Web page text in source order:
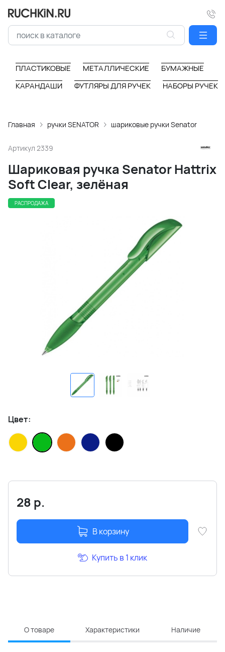
ПЛАСТИКОВЫЕ МЕТАЛЛИЧЕСКИЕ
БУМАЖНЫЕ
КАРАНДАШИ
ФУТЛЯРЫ ДЛЯ РУЧЕК НАБОРЫ РУЧЕК
Главная ручки SENATOR шариковые ручки Senator
Артикул 2339
Шариковая ручка Senator Hattrix
Soft Clear, зелёная
РАСПРОДАЖА
Цвет:
28 р.
В корзину
Купить в 1 клик
О товаре Характеристики Наличие